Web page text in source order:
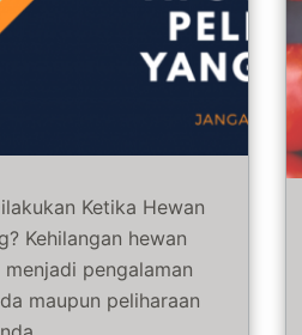
Ketika Hewan
Kehilangan hewan
pengalaman
maupun peliharaan